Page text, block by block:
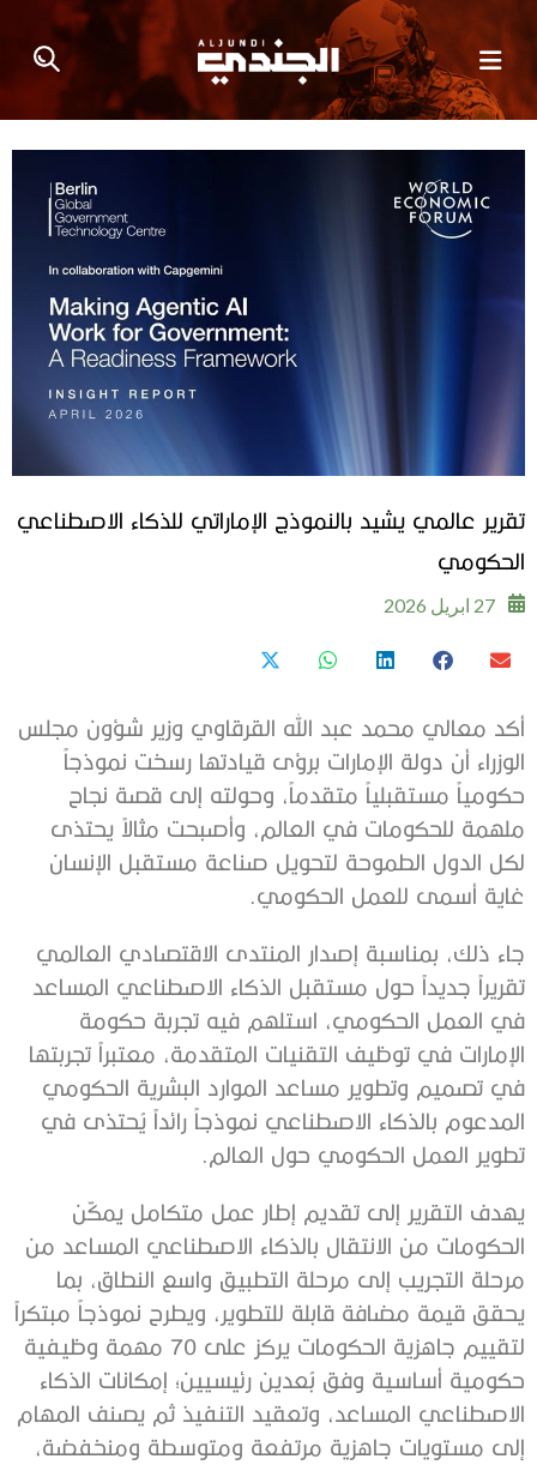
تقرير عالمي يشيد بالنموذج الإماراتي للذكاء الاصطناعي
الحكومي
27 ابريل 2026
أكد معالي محمد عبد الله القرقاوي وزير شؤون مجلس
الوزراء أن دولة الإمارات برؤى قيادتها رسخت نموذجاً
حكومياً مستقبلياً متقدماً، وحولته إلى قصة نجاح
ملهمة للحكومات في العالم، وأصبحت مثالاً يحتذى
لكل الدول الطموحة لتحويل صناعة مستقبل الإنسان
غاية أسمى للعمل الحكومي.
جاء ذلك، بمناسبة إصدار المنتدى الاقتصادي العالمي
تقريراً جديداً حول مستقبل الذكاء الاصطناعي المساعد
في العمل الحكومي، استلهم فيه تجربة حكومة
الإمارات في توظيف التقنيات المتقدمة، معتبراً تجربتها
في تصميم وتطوير مساعد الموارد البشرية الحكومي
المدعوم بالذكاء الاصطناعي نموذجاً رائداً يُحتذى في
تطوير العمل الحكومي حول العالم.
يهدف التقرير إلى تقديم إطار عمل متكامل يمكّن
الحكومات من الانتقال بالذكاء الاصطناعي المساعد من
مرحلة التجريب إلى مرحلة التطبيق واسع النطاق، بما
يحقق قيمة مضافة قابلة للتطوير، ويطرح نموذجاً مبتكراً
لتقييم جاهزية الحكومات يركز على 70 مهمة وظيفية
حكومية أساسية وفق بُعدين رئيسيين؛ إمكانات الذكاء
الاصطناعي المساعد، وتعقيد التنفيذ ثم يصنف المهام
إلى مستويات جاهزية مرتفعة ومتوسطة ومنخفضة،